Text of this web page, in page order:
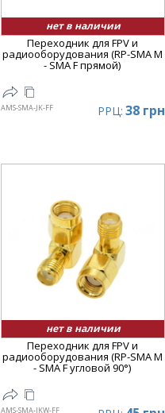
нет в наличии
Переходник для FPV и
радиооборудования (RP-SMA M
- SMA F прямой)
AMS-SMA-JK-FF РРЦ: 38 грн
нет в наличии
Переходник для FPV и
радиооборудования (RP-SMA M
- SMA F угловой 90°)
AMS-SMA-JKW-FF